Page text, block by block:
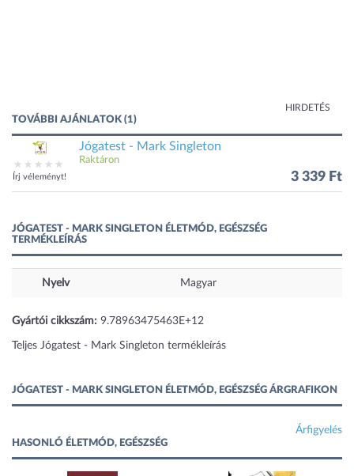
HIRDETÉS
TOVÁBBI AJÁNLATOK (1)
Írj véleményt!
Jógatest - Mark Singleton
Raktáron
3 339 Ft
JÓGATEST - MARK SINGLETON ÉLETMÓD, EGÉSZSÉG
TERMÉKLEÍRÁS
Nyelv Magyar
Gyártói cikkszám: 9.78963475463E+12
Teljes Jógatest - Mark Singleton termékleírás
JÓGATEST - MARK SINGLETON ÉLETMÓD, EGÉSZSÉG ÁRGRAFIKON
Árfigyelés
HASONLÓ ÉLETMÓD, EGÉSZSÉG